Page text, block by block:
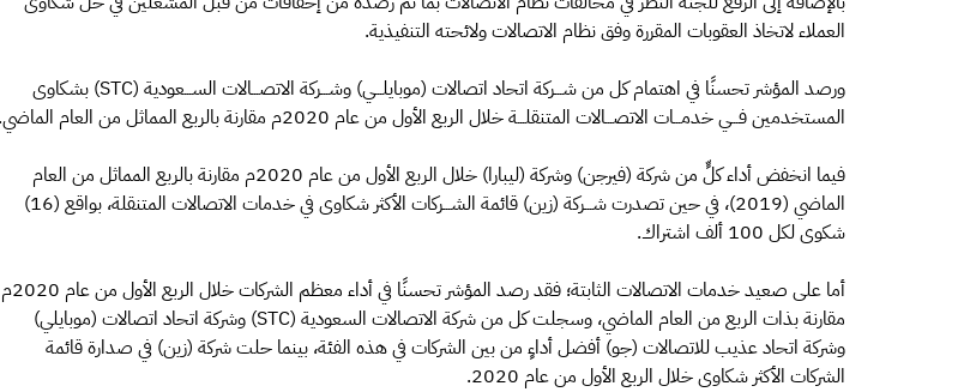
العملاء لاتخاذ العقوبات المقررة وفق نظام الاتصالات ولائحته التنفيذية.
ورصد المؤشر تحسنًا في اهتمام كل من شـــركة اتحاد اتصالات (موبايلـــي) وشـــركة الاتصـــالات الســـعودية (STC) بشكاوى
المستخدمين فـــي خدمـــات الاتصـــالات المتنقلـــة خلال الربع الأول من عام 2020م مقارنة بالربع المماثل من العام الماضي.
فيما انخفض أداء كلٍّ من شركة (فيرجن) وشركة (ليبارا) خلال الربع الأول من عام 2020م مقارنة بالربع المماثل من العام
الماضي (2019)، في حين تصدرت شـــركة (زين) قائمة الشـــركات الأكثر شكاوى في خدمات الاتصالات المتنقلة، بواقع (16)
شكوى لكل 100 ألف اشتراك.
أما على صعيد خدمات الاتصالات الثابتة؛ فقد رصد المؤشر تحسنًا في أداء معظم الشركات خلال الربع الأول من عام 2020م
مقارنة بذات الربع من العام الماضي، وسجلت كل من شركة الاتصالات السعودية (STC) وشركة اتحاد اتصالات (موبايلي)
وشركة اتحاد عذيب للاتصالات (جو) أفضل أداءٍ من بين الشركات في هذه الفئة، بينما حلت شركة (زين) في صدارة قائمة
الشركات الأكثر شكاوى خلال الربع الأول من عام 2020.